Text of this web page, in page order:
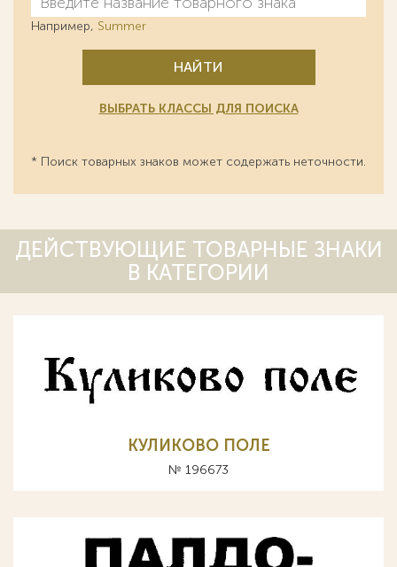
Например, Summer
НАЙТИ
ВЫБРАТЬ КЛАССЫ ДЛЯ ПОИСКА
* Поиск товарных знаков может содержать неточности.
ДЕЙСТВУЮЩИЕ ТОВАРНЫЕ ЗНАКИ
В КАТЕГОРИИ
КУЛИКОВО ПОЛЕ
№ 196673